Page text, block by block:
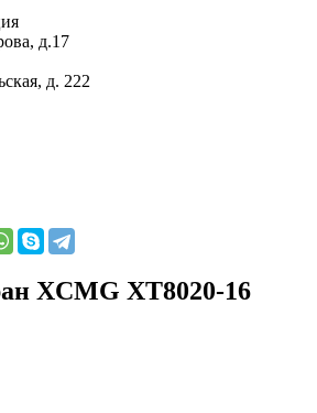
д.17
д. 222
XCMG XT8020-16